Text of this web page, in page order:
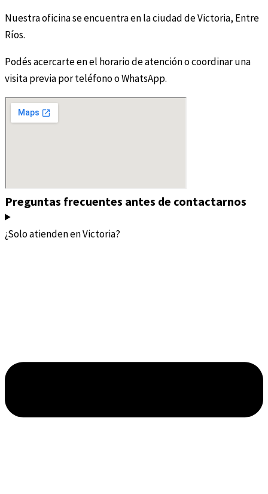
Nuestra oficina se encuentra en la ciudad de Victoria, Entre
Ríos.
Podés acercarte en el horario de atención o coordinar una
visita previa por teléfono o WhatsApp.
Preguntas frecuentes antes de contactarnos
¿Solo atienden en Victoria?